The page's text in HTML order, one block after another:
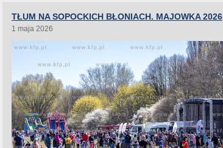
TŁUM NA SOPOCKICH BŁONIACH. MAJOWKA 2026
1 maja 2026